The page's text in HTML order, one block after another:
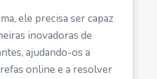
ele precisa ser capaz
inovadoras de
ajudando-os a
online e a resolver